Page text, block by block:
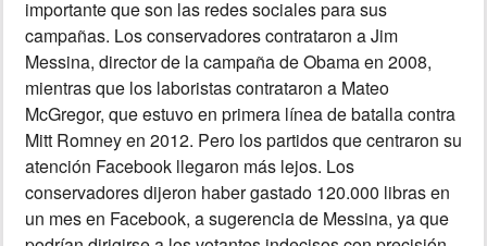
importante que son las redes sociales para sus
campañas. Los conservadores contrataron a Jim
Messina, director de la campaña de Obama en 2008,
mientras que los laboristas contrataron a Mateo
McGregor, que estuvo en primera línea de batalla contra
Mitt Romney en 2012. Pero los partidos que centraron su
atención Facebook llegaron más lejos. Los
conservadores dijeron haber gastado 120.000 libras en
un mes en Facebook, a sugerencia de Messina, ya que